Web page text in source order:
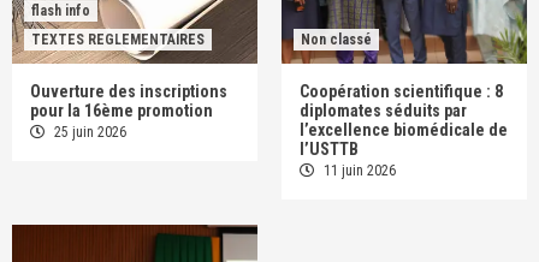
flash info
TEXTES REGLEMENTAIRES
Ouverture des inscriptions
pour la 16ème promotion
25 juin 2026
Non classé
Coopération scientifique : 8
diplomates séduits par
l’excellence biomédicale de
l’USTTB
11 juin 2026